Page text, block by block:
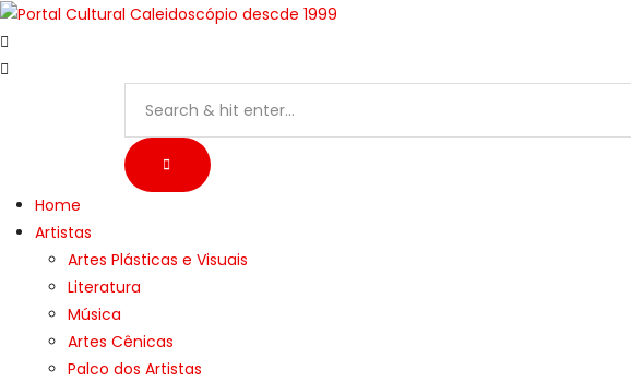
Skip
to
content
Home
Artistas
Artes Plásticas e Visuais
Literatura
Música
Artes Cênicas
Palco dos Artistas